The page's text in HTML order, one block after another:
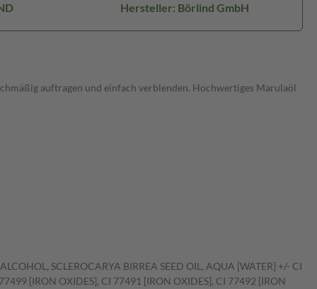
Hersteller: Börlind GmbH
auftragen und einfach verblenden. Hochwertiges Marulaöl
SCLEROCARYA BIRREA SEED OIL, AQUA [WATER] +/- CI
[IRON OXIDES], CI 77491 [IRON OXIDES], CI 77492 [IRON